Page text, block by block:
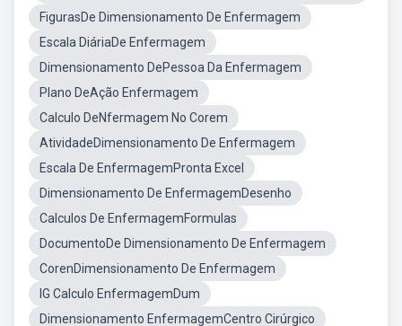
FigurasDe Dimensionamento De Enfermagem
Escala DiáriaDe Enfermagem
Dimensionamento DePessoa Da Enfermagem
Plano DeAção Enfermagem
Calculo DeNfermagem No Corem
AtividadeDimensionamento De Enfermagem
Escala De EnfermagemPronta Excel
Dimensionamento De EnfermagemDesenho
Calculos De EnfermagemFormulas
DocumentoDe Dimensionamento De Enfermagem
CorenDimensionamento De Enfermagem
IG Calculo EnfermagemDum
Dimensionamento EnfermagemCentro Cirúrgico